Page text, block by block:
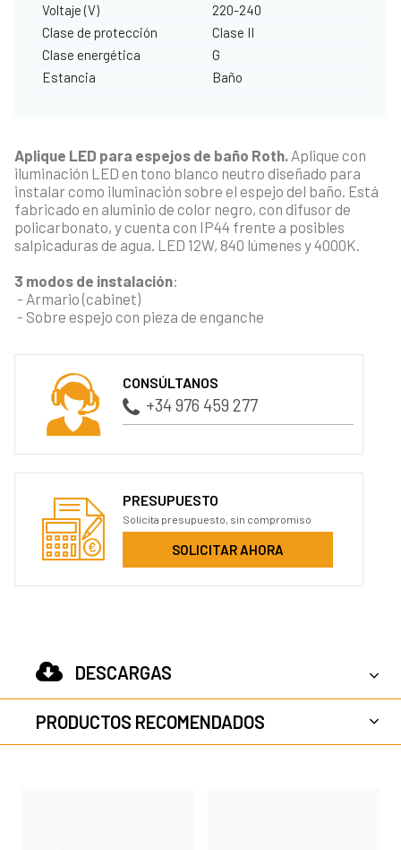
Voltaje (V)
220-240
Clase de protección
Clase II
Clase energética
G
Estancia
Baño
Aplique LED para espejos de baño Roth. Aplique con
iluminación LED en tono blanco neutro diseñado para
instalar como iluminación sobre el espejo del baño. Está
fabricado en aluminio de color negro, con difusor de
policarbonato, y cuenta con IP44 frente a posibles
salpicaduras de agua. LED 12W, 840 lúmenes y 4000K.
3 modos de instalación:
- Armario (cabinet)
- Sobre espejo con pieza de enganche
CONSÚLTANOS
+34 976 459 277
PRESUPUESTO
Solicita presupuesto, sin compromiso
SOLICITAR AHORA
DESCARGAS
PRODUCTOS RECOMENDADOS